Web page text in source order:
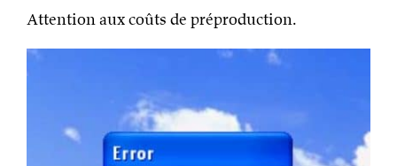
Attention aux coûts de préproduction.